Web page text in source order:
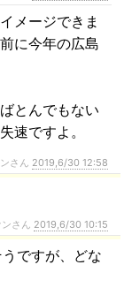
メージできま
に今年の広島
とんでもない
速ですよ。
さん 2019,6/30 12:58
さん 2019,6/30 10:15
ですが、どな